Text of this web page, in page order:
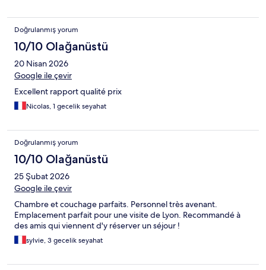
Doğrulanmış yorum
10/10 Olağanüstü
20 Nisan 2026
Google ile çevir
Excellent rapport qualité prix
Nicolas, 1 gecelik seyahat
Doğrulanmış yorum
10/10 Olağanüstü
25 Şubat 2026
Google ile çevir
Chambre et couchage parfaits. Personnel très avenant.
Emplacement parfait pour une visite de Lyon. Recommandé à
des amis qui viennent d'y réserver un séjour !
sylvie, 3 gecelik seyahat